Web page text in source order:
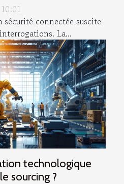
sécurité connectée suscite
La...
technologique
sourcing ?